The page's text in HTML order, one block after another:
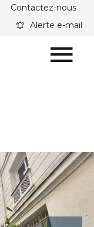
Contactez-nous
Alerte e-mail